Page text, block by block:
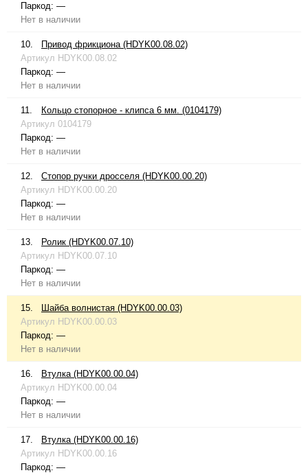
Паркод: —
Нет в наличии
10.
Привод фрикциона (HDYK00.08.02)
Артикул HDYK00.08.02
Паркод: —
Нет в наличии
11.
Кольцо стопорное - клипса 6 мм. (0104179)
Артикул 0104179
Паркод: —
Нет в наличии
12.
Стопор ручки дросселя (HDYK00.00.20)
Артикул HDYK00.00.20
Паркод: —
Нет в наличии
13.
Ролик (HDYK00.07.10)
Артикул HDYK00.07.10
Паркод: —
Нет в наличии
15.
Шайба волнистая (HDYK00.00.03)
Артикул HDYK00.00.03
Паркод: —
Нет в наличии
16.
Втулка (HDYK00.00.04)
Артикул HDYK00.00.04
Паркод: —
Нет в наличии
17.
Втулка (HDYK00.00.16)
Артикул HDYK00.00.16
Паркод: —